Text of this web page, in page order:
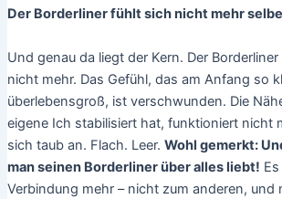
Der Borderliner fühlt sich nicht mehr
Und genau da liegt der Kern. Der
nicht mehr. Das Gefühl, das am Anfang so
überlebensgroß, ist verschwunden. Die
eigene Ich stabilisiert hat, funktioniert nicht
sich taub an. Flach. Leer. Wohl gemerkt:
man seinen Borderliner über alles liebt!
Verbindung mehr – nicht zum anderen, und